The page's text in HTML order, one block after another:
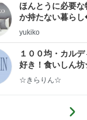
ほんとうに必要な
か持たない暮ら
ep Life Simple◆
yukiko
１００均・カルデ
好き！食いしん
らりん☆のブログ
☆きらりん☆